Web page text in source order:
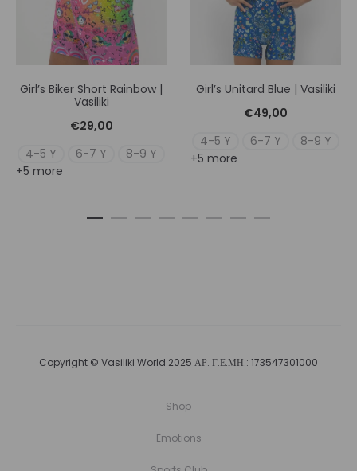
Girl’s Biker Short Rainbow |
Vasiliki
€29,00
4-5 Y
6-7 Y
8-9 Y
+5 more
Girl’s Unitard Blue | Vasiliki
€49,00
4-5 Y
6-7 Y
8-9 Y
+5 more
Copyright © Vasiliki World 2025 ΑΡ. Γ.Ε.ΜΗ.: 173547301000
Shop
Emotions